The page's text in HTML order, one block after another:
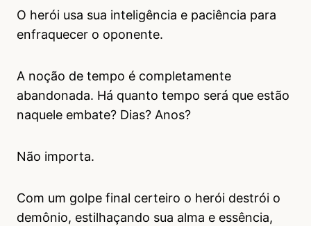
O herói usa sua inteligência e paciência para
enfraquecer o oponente.
A noção de tempo é completamente
abandonada. Há quanto tempo será que estão
naquele embate? Dias? Anos?
Não importa.
Com um golpe final certeiro o herói destrói o
demônio, estilhaçando sua alma e essência,